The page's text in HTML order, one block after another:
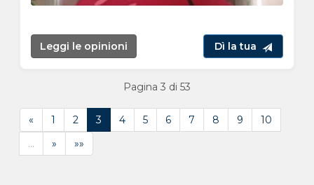
Leggi le opinioni Dì la tua
Pagina 3 di 53
« 1 2 3 4 5 6 7 8 9
10
…
» »»